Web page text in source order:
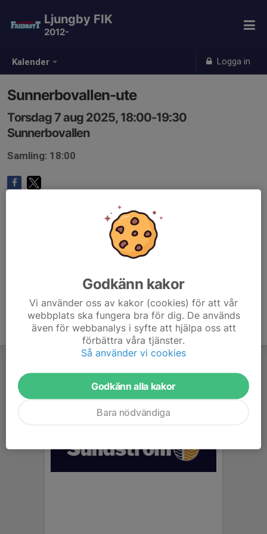
Kalender Logga in
Ljungby FIK
2012-
Sunnerbovallen-ute
Torsdag 7 aug 2025, 18:00-19:30
Sunnerbovallen
Samling: 18:00
Godkänn kakor
Vi använder oss av kakor (cookies) för att vår
webbplats ska fungera bra för dig. De används
även för webbanalys i syfte att hjälpa oss att
förbättra våra tjänster.
Så använder vi cookies
Godkänn alla kakor
Bara nödvändiga